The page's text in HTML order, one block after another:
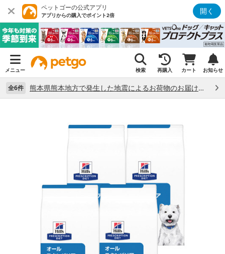
ペットゴーの公式アプリ
アプリからの購入でポイント2倍 開く
メニュー 検索 再購入 カート お知らせ
全6件 熊本県熊本地方で発生した地震によるお荷物のお届け状況について （7/28）